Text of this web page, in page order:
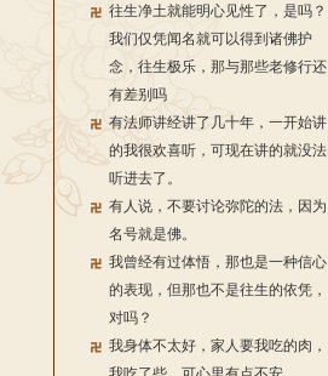
往生净土就能明心见性了，是吗？
我们仅凭闻名就可以得到诸佛护
念，往生极乐，那与那些老修行还
有差别吗
有法师讲经讲了几十年，一开始讲
的我很欢喜听，可现在讲的就没法
听进去了。
有人说，不要讨论弥陀的法，因为
名号就是佛。
我曾经有过体悟，那也是一种信心
的表现，但那也不是往生的依凭，
对吗？
我身体不太好，家人要我吃的肉，